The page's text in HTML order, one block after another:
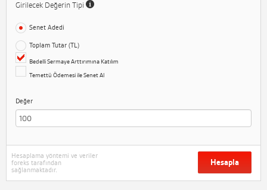
Girilecek Değerin Tipi
Senet Adedi
Toplam Tutar (TL)
Bedelli Sermaye Arttırımına Katılım
Temettü Ödemesi ile Senet Al
Değer
Hesaplama yöntemi ve veriler
foreks tarafından
sağlanmaktadır.
Hesapla